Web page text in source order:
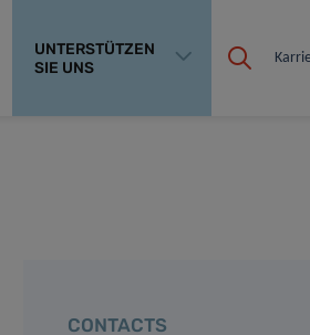
UNTERSTÜTZEN
SIE UNS
CONTACTS